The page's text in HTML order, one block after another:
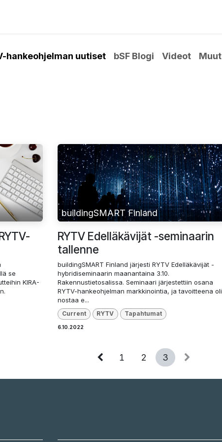
hankeohjelman uutiset bSF Blogi Videot Muut
se
KIRA-
buildingSMART Finland
RYTV Edelläkävijät -seminaarin
tallenne
buildingSMART Finland järjesti RYTV Edelläkävijät -
hybridiseminaarin maanantaina 3.10.
Rakennustietosalissa. Seminaari järjestettiin osana
RYTV-hankeohjelman markkinointia, ja tavoitteena oli
nostaa e...
Current RYTV Tapahtumat
6.10.2022
1 2 3